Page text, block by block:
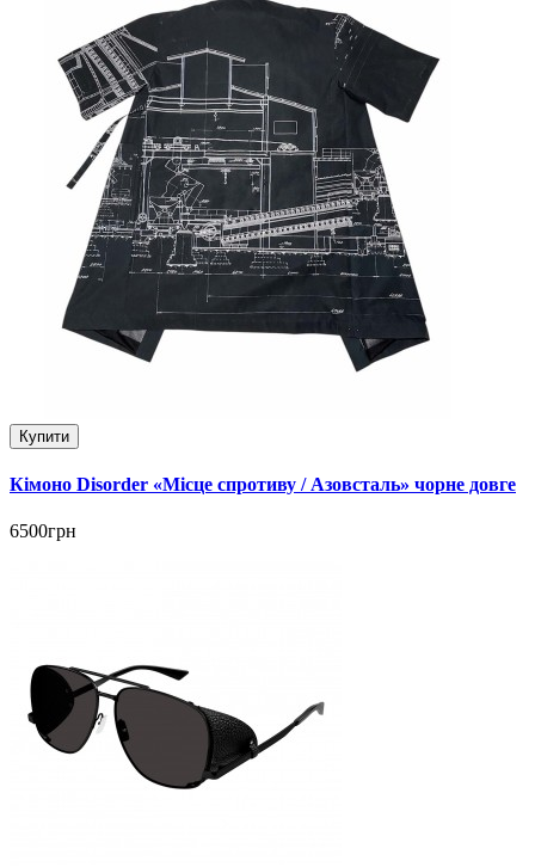
Купити
Кімоно Disorder «Місце спротиву / Азовсталь» чорне довге
6500грн